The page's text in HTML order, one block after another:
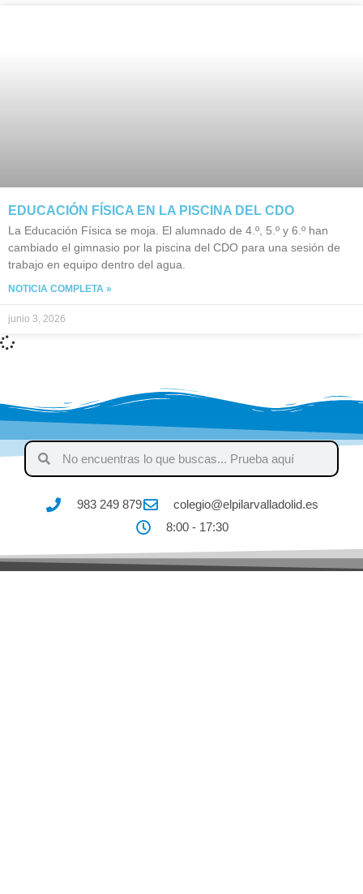
EDUCACIÓN FÍSICA EN LA PISCINA DEL CDO
La Educación Física se moja. El alumnado de 4.º, 5.º y 6.º han
cambiado el gimnasio por la piscina del CDO para una sesión de
trabajo en equipo dentro del agua.
NOTICIA COMPLETA »
junio 3, 2026
983 249 879
colegio@elpilarvalladolid.es
8:00 - 17:30